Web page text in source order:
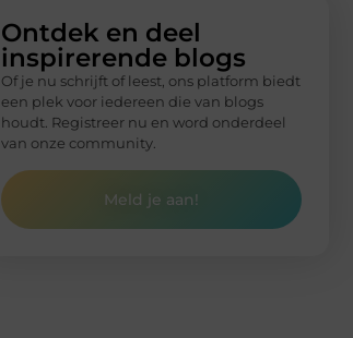
Ontdek en deel
inspirerende blogs
Of je nu schrijft of leest, ons platform biedt
een plek voor iedereen die van blogs
houdt. Registreer nu en word onderdeel
van onze community.
Meld je aan!